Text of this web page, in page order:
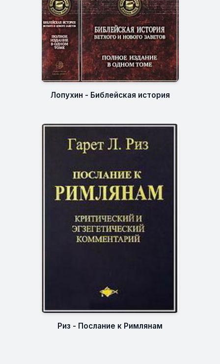
Лопухин - Библейская история
Риз - Послание к Римлянам